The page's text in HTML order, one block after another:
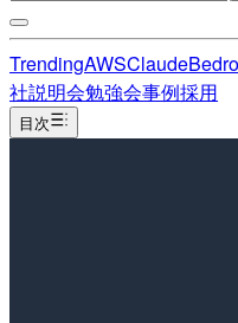
TrendingAWSClaude
社説明会勉強会事例採用
目次